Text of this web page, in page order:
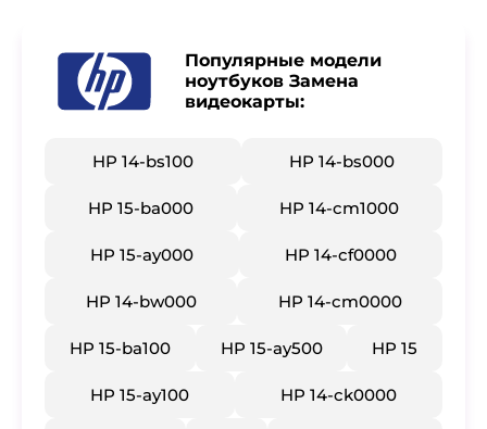
Популярные модели
ноутбуков Замена
видеокарты:
HP 14-bs100 HP 14-bs000
HP 15-ba000 HP 14-cm1000
HP 15-ay000 HP 14-cf0000
HP 14-bw000 HP 14-cm0000
HP 15-ba100 HP 15-ay500 HP 15
HP 15-ay100 HP 14-ck0000